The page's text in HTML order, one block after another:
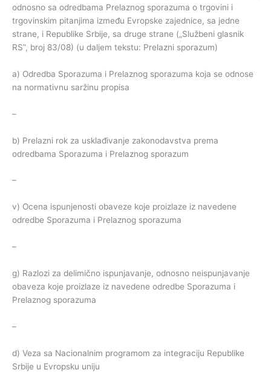
odnosno sa odredbama Prelaznog sporazuma o trgovini i
trgovinskim pitanjima između Evropske zajednice, sa jedne
strane, i Republike Srbije, sa druge strane („Službeni glasnik
RS”, broj 83/08) (u daljem tekstu: Prelazni sporazum)
a) Odredba Sporazuma i Prelaznog sporazuma koja se odnose
na normativnu saržinu propisa
–
b) Prelazni rok za usklađivanje zakonodavstva prema
odredbama Sporazuma i Prelaznog sporazum
–
v) Ocena ispunjenosti obaveze koje proizlaze iz navedene
odredbe Sporazuma i Prelaznog sporazuma
–
g) Razlozi za delimično ispunjavanje, odnosno neispunjavanje
obaveza koje proizlaze iz navedene odredbe Sporazuma i
Prelaznog sporazuma
–
d) Veza sa Nacionalnim programom za integraciju Republike
Srbije u Evropsku uniju